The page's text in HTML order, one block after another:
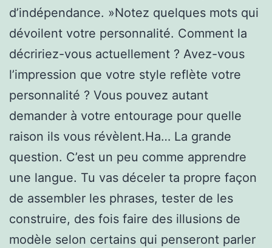
d’indépendance. »Notez quelques mots qui
dévoilent votre personnalité. Comment la
décririez-vous actuellement ? Avez-vous
l’impression que votre style reflète votre
personnalité ? Vous pouvez autant
demander à votre entourage pour quelle
raison ils vous révèlent.Ha… La grande
question. C’est un peu comme apprendre
une langue. Tu vas déceler ta propre façon
de assembler les phrases, tester de les
construire, des fois faire des illusions de
modèle selon certains qui penseront parler